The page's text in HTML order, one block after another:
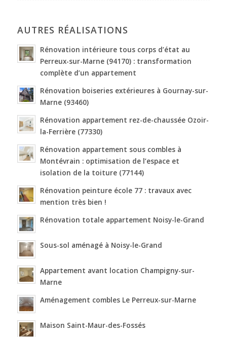
AUTRES RÉALISATIONS
Rénovation intérieure tous corps d’état au
Perreux-sur-Marne (94170) : transformation
complète d’un appartement
Rénovation boiseries extérieures à Gournay-sur-
Marne (93460)
Rénovation appartement rez-de-chaussée Ozoir-
la-Ferrière (77330)
Rénovation appartement sous combles à
Montévrain : optimisation de l’espace et
isolation de la toiture (77144)
Rénovation peinture école 77 : travaux avec
mention très bien !
Rénovation totale appartement Noisy-le-Grand
Sous-sol aménagé à Noisy-le-Grand
Appartement avant location Champigny-sur-
Marne
Aménagement combles Le Perreux-sur-Marne
Maison Saint-Maur-des-Fossés